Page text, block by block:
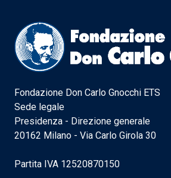
Fondazione Don Carlo Gnocchi ETS
Sede legale
Presidenza - Direzione generale
20162 Milano - Via Carlo Girola 30
Partita IVA 12520870150